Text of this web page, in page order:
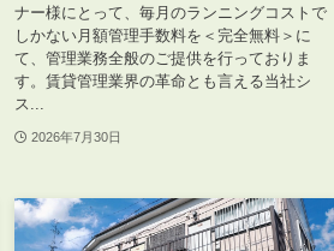
ナー様にとって、毎月のランニングコストで
しかない月額管理手数料を＜完全無料＞に
て、管理業務全般のご提供を行っておりま
す。賃貸管理業界の革命とも言える当社シ
ス...
2026年7月30日